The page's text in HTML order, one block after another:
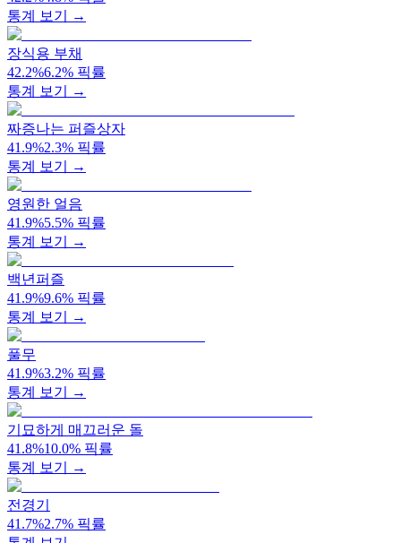
통계 보기 →
장식용 부채
42.2%6.2% 픽률
통계 보기 →
짜증나는 퍼즐상자
41.9%2.3% 픽률
통계 보기 →
영원한 얼음
41.9%5.5% 픽률
통계 보기 →
백년퍼즐
41.9%9.6% 픽률
통계 보기 →
풀무
41.9%3.2% 픽률
통계 보기 →
기묘하게 매끄러운 돌
41.8%10.0% 픽률
통계 보기 →
전경기
41.7%2.7% 픽률